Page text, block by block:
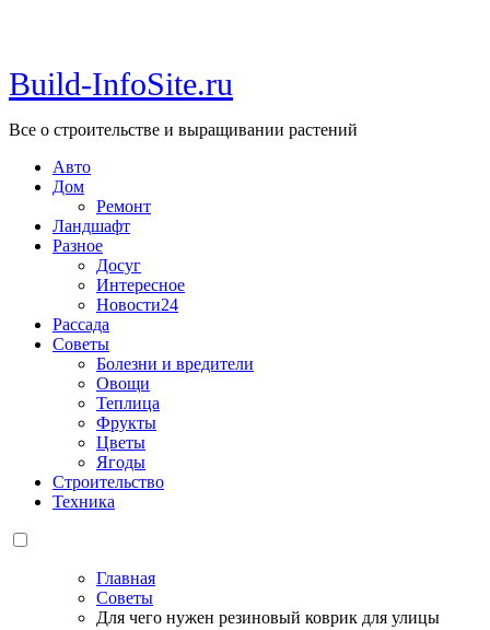
Build-InfoSite.ru
Все о строительстве и выращивании растений
Авто
Дом
Ремонт
Ландшафт
Разное
Досуг
Интересное
Новости24
Рассада
Советы
Болезни и вредители
Овощи
Теплица
Фрукты
Цветы
Ягоды
Строительство
Техника
Главная
Советы
Для чего нужен резиновый коврик для улицы